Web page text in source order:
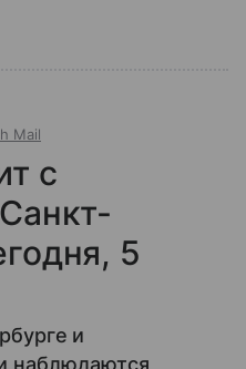
Mail
с
5
и
наблюдаются